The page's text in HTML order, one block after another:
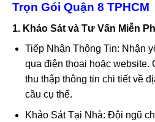
Trọn Gói Quận 8 TPHCM
1. Khảo Sát và Tư Vấn Miễn
Tiếp Nhận Thông Tin: Nhận
qua điện thoại hoặc website.
thu thập thông tin chi tiết về
cầu cụ thể.
Khảo Sát Tại Nhà: Đội ngũ